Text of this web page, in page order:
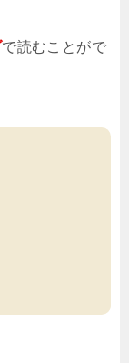
で読むことがで